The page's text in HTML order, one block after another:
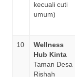
kecuali cuti
umum)
10
Wellness
Hub Kinta
Taman Desa
Rishah